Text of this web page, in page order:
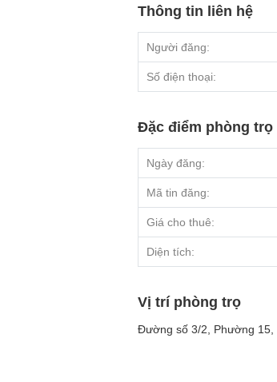
Thông tin liên hệ
Người đăng:
Số điện thoại:
Đặc điểm phòng trọ
Ngày đăng:
Mã tin đăng:
Giá cho thuê:
Diện tích:
Vị trí phòng trọ
Đường số 3/2, Phường 15,